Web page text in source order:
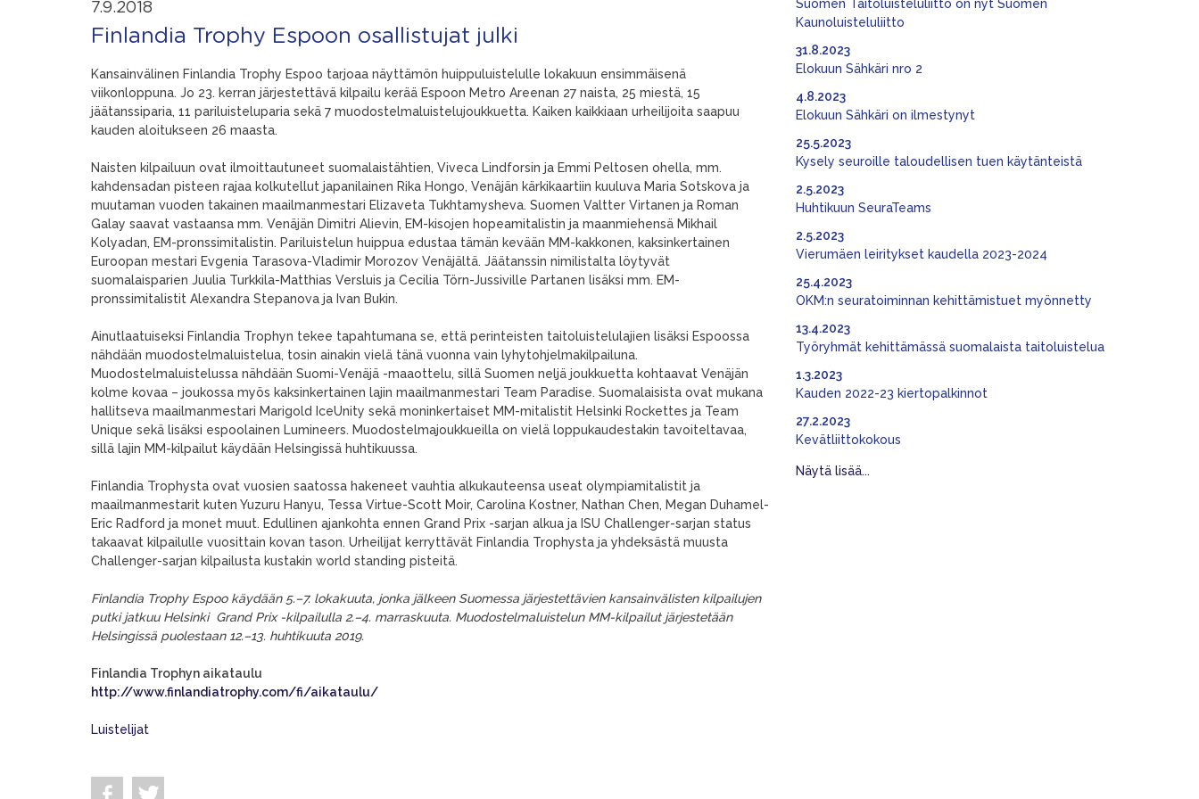
7.9.2018
Finlandia Trophy Espoon osallistujat julki
Kansainvälinen Finlandia Trophy Espoo tarjoaa näyttämön huippuluistelulle lokakuun ensimmäisenä
viikonloppuna. Jo 23. kerran järjestettävä kilpailu kerää Espoon Metro Areenan 27 naista, 25 miestä, 15
jäätanssiparia, 11 pariluisteluparia sekä 7 muodostelmaluistelujoukkuetta. Kaiken kaikkiaan urheilijoita saapuu
kauden aloitukseen 26 maasta.
Naisten kilpailuun ovat ilmoittautuneet suomalaistähtien, Viveca Lindforsin ja Emmi Peltosen ohella, mm.
kahdensadan pisteen rajaa kolkutellut japanilainen Rika Hongo, Venäjän kärkikaartiin kuuluva Maria Sotskova ja
muutaman vuoden takainen maailmanmestari Elizaveta Tukhtamysheva. Suomen Valtter Virtanen ja Roman
Galay saavat vastaansa mm. Venäjän Dimitri Alievin, EM-kisojen hopeamitalistin ja maanmiehensä Mikhail
Kolyadan, EM-pronssimitalistin. Pariluistelun huippua edustaa tämän kevään MM-kakkonen, kaksinkertainen
Euroopan mestari Evgenia Tarasova-Vladimir Morozov Venäjältä. Jäätanssin nimilistalta löytyvät
suomalaisparien Juulia Turkkila-Matthias Versluis ja Cecilia Törn-Jussiville Partanen lisäksi mm. EM-
pronssimitalistit Alexandra Stepanova ja Ivan Bukin.
Ainutlaatuiseksi Finlandia Trophyn tekee tapahtumana se, että perinteisten taitoluistelulajien lisäksi Espoossa
nähdään muodostelmaluistelua, tosin ainakin vielä tänä vuonna vain lyhytohjelmakilpailuna.
Muodostelmaluistelussa nähdään Suomi-Venäjä -maaottelu, sillä Suomen neljä joukkuetta kohtaavat Venäjän
kolme kovaa – joukossa myös kaksinkertainen lajin maailmanmestari Team Paradise. Suomalaisista ovat mukana
hallitseva maailmanmestari Marigold IceUnity sekä moninkertaiset MM-mitalistit Helsinki Rockettes ja Team
Unique sekä lisäksi espoolainen Lumineers. Muodostelmajoukkueilla on vielä loppukaudestakin tavoiteltavaa,
sillä lajin MM-kilpailut käydään Helsingissä huhtikuussa.
Finlandia Trophysta ovat vuosien saatossa hakeneet vauhtia alkukauteensa useat olympiamitalistit ja
maailmanmestarit kuten Yuzuru Hanyu, Tessa Virtue-Scott Moir, Carolina Kostner, Nathan Chen, Megan Duhamel-
Eric Radford ja monet muut. Edullinen ajankohta ennen Grand Prix -sarjan alkua ja ISU Challenger-sarjan status
takaavat kilpailulle vuosittain kovan tason. Urheilijat kerryttävät Finlandia Trophysta ja yhdeksästä muusta
Challenger-sarjan kilpailusta kustakin world standing pisteitä.
Finlandia Trophy Espoo käydään 5.–7. lokakuuta, jonka jälkeen Suomessa järjestettävien kansainvälisten kilpailujen
putki jatkuu Helsinki Grand Prix -kilpailulla 2.–4. marraskuuta. Muodostelmaluistelun MM-kilpailut järjestetään
Helsingissä puolestaan 12.–13. huhtikuuta 2019.
Finlandia Trophyn aikataulu
http://www.finlandiatrophy.com/fi/aikataulu/
Luistelijat
Suomen Taitoluisteluliitto on nyt Suomen
Kaunoluisteluliitto
Elokuun Sähkäri nro 2
31.8.2023
Elokuun Sähkäri on ilmestynyt
4.8.2023
Kysely seuroille taloudellisen tuen käytänteistä
25.5.2023
Huhtikuun SeuraTeams
2.5.2023
Vierumäen leiritykset kaudella 2023-2024
2.5.2023
OKM:n seuratoiminnan kehittämistuet myönnetty
25.4.2023
Työryhmät kehittämässä suomalaista taitoluistelua
13.4.2023
Kauden 2022-23 kiertopalkinnot
1.3.2023
Kevätliittokokous
27.2.2023
Näytä lisää...